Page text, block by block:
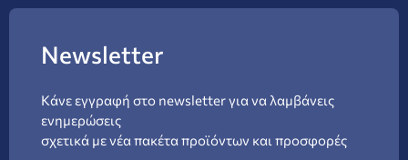
Newsletter
Κάνε εγγραφή στο newsletter για να λαμβάνεις
ενημερώσεις
σχετικά με νέα πακέτα προϊόντων και προσφορές